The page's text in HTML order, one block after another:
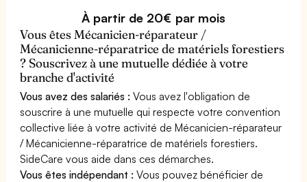
À partir de 20€ par mois
Vous êtes Mécanicien-réparateur /
Mécanicienne-réparatrice de matériels forestiers
? Souscrivez à une mutuelle dédiée à votre
branche d'activité
Vous avez des salariés : Vous avez l'obligation de
souscrire à une mutuelle qui respecte votre convention
collective liée à votre activité de Mécanicien-réparateur
/ Mécanicienne-réparatrice de matériels forestiers.
SideCare vous aide dans ces démarches.
Vous êtes indépendant : Vous pouvez bénéficier de